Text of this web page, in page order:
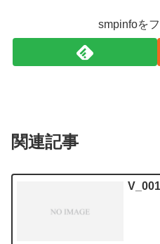
smpinfoを
関連記事